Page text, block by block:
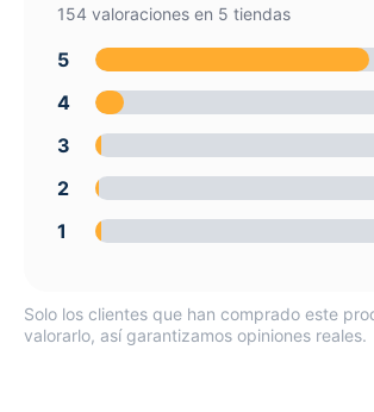
154 valoraciones en 5 tiendas
5
4
3
2
1
Solo los clientes que han comprado este
valorarlo, así garantizamos opiniones reales.